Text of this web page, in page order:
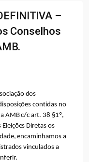
–
Conselhos
dos
contidas no
AMB c/c art. 38 §1º,
Diretas os
encaminhamos a
vinculados a
.